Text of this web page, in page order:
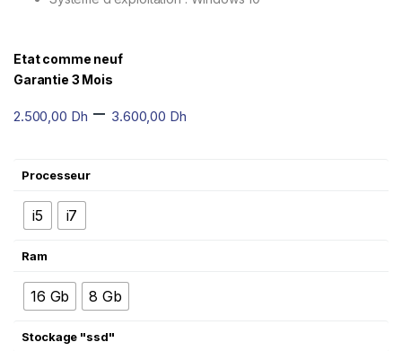
Etat comme neuf
Garantie 3 Mois
2.500,00 Dh – 3.600,00 Dh
Processeur
i5 i7
Ram
16 Gb 8 Gb
Stockage "ssd"